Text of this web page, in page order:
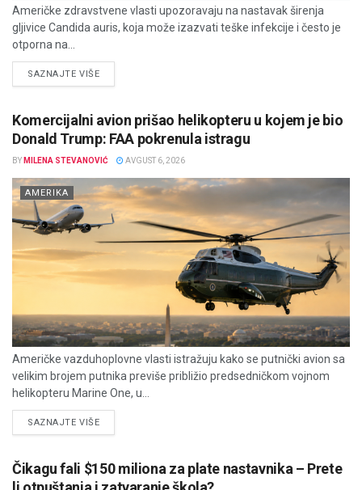
Američke zdravstvene vlasti upozoravaju na nastavak širenja
gljivice Candida auris, koja može izazvati teške infekcije i često je
otporna na...
SAZNAJTE VIŠEDETAILS
Komercijalni avion prišao helikopteru u kojem je bio
Donald Trump: FAA pokrenula istragu
BY MILENA STEVANOVIĆ AVGUST 6, 2026
AMERIKA
Američke vazduhoplovne vlasti istražuju kako se putnički avion sa
velikim brojem putnika previše približio predsedničkom vojnom
helikopteru Marine One, u...
SAZNAJTE VIŠEDETAILS
Čikagu fali $150 miliona za plate nastavnika – Prete